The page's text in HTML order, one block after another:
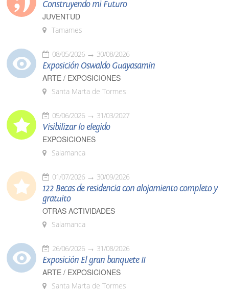
Construyendo mi Futuro
JUVENTUD
Tamames
08/05/2026 30/08/2026
Exposición Oswaldo Guayasamín
ARTE / EXPOSICIONES
Santa Marta de Tormes
05/06/2026 31/03/2027
Visibilizar lo elegido
EXPOSICIONES
Salamanca
01/07/2026 30/09/2026
122 Becas de residencia con alojamiento completo y
gratuito
OTRAS ACTIVIDADES
Salamanca
26/06/2026 31/08/2026
Exposición El gran banquete II
ARTE / EXPOSICIONES
Santa Marta de Tormes